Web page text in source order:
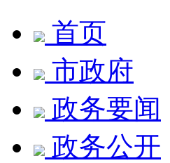
首页
市政府
政务要闻
政务公开